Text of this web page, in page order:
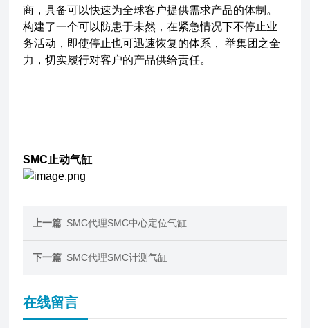
商，具备可以快速为全球客户提供需求产品的体制。
构建了一个可以防患于未然，在紧急情况下不停止业
务活动，即使停止也可迅速恢复的体系， 举集团之全
力，切实履行对客户的产品供给责任。
SMC止动气缸
上一篇 SMC代理SMC中心定位气缸
下一篇 SMC代理SMC计测气缸
在线留言